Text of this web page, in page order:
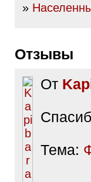
»
Отзывы
От
Тема: